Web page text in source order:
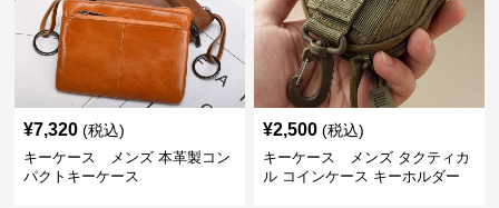
¥7,320 (税込)
キーケース メンズ 本革製コン
パクトキーケース
¥2,500 (税込)
キーケース メンズ タクティカ
ル コインケース キーホルダー